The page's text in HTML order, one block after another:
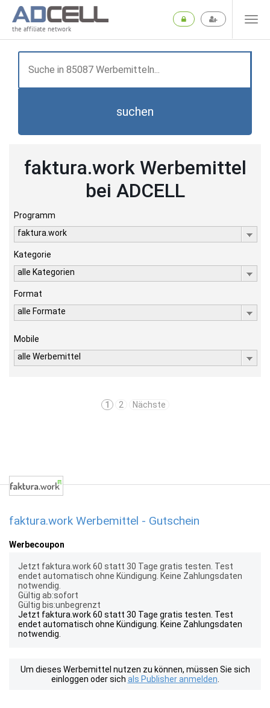
the affiliate network
suchen
faktura.work Werbemittel
bei ADCELL
Programm
faktura.work
Kategorie
alle Kategorien
Format
alle Formate
Mobile
alle Werbemittel
1 2 Nächste
faktura.work Werbemittel - Gutschein
Werbecoupon
Jetzt faktura.work 60 statt 30 Tage gratis testen. Test
endet automatisch ohne Kündigung. Keine Zahlungsdaten
notwendig.
Gültig ab:sofort
Gültig bis:unbegrenzt
Jetzt faktura.work 60 statt 30 Tage gratis testen. Test
endet automatisch ohne Kündigung. Keine Zahlungsdaten
notwendig.
Um dieses Werbemittel nutzen zu können, müssen Sie sich
einloggen oder sich als Publisher anmelden